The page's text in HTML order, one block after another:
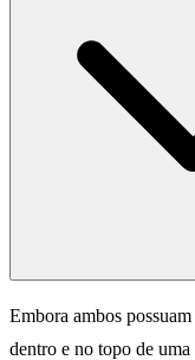
Embora ambos
dentro e no topo de